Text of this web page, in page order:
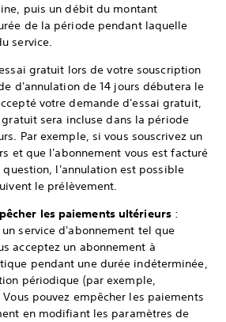
puis un débit du montant
de la période pendant laquelle
service.
gratuit lors de votre souscription
d'annulation de 14 jours débutera le
votre demande d'essai gratuit,
sera incluse dans la période
Par exemple, si vous souscrivez un
et que l'abonnement vous est facturé
l'annulation est possible
le prélèvement.
les paiements ultérieurs:
service d'abonnement tel que
acceptez un abonnement à
pendant une durée indéterminée,
périodique (par exemple,
pouvez empêcher les paiements
en modifiant les paramètres de